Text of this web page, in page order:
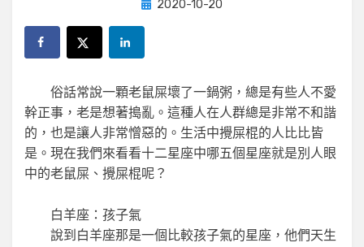
by小編
Posted
2020-10-20
俗話常說一顆老鼠屎壞了一鍋粥，總是有些人不愛
幹正事，老是想著搗亂。這種人在人群總是非常不和諧
的，也是讓人非常憎惡的。生活中攪屎棍的人比比皆
是。現在我們來看看十二星座中哪五個星座就是別人眼
中的老鼠屎、攪屎棍呢？
白羊座：孩子氣
說到白羊座那是一個比較孩子氣的星座，他們天生